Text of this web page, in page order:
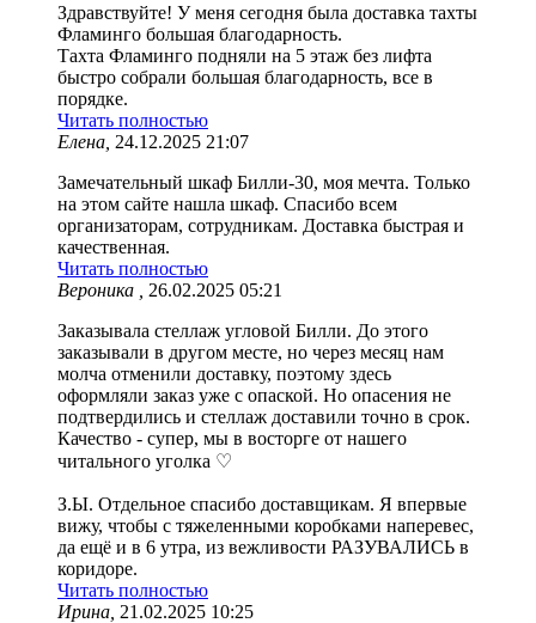
Здравствуйте! У меня сегодня была доставка тахты
Фламинго большая благодарность.
Тахта Фламинго подняли на 5 этаж без лифта
быстро собрали большая благодарность, все в
порядке.
Читать полностью
Елена, 24.12.2025 21:07
Замечательный шкаф Билли-30, моя мечта. Только
на этом сайте нашла шкаф. Спасибо всем
организаторам, сотрудникам. Доставка быстрая и
качественная.
Читать полностью
Вероника ,
26.02.2025 05:21
Заказывала стеллаж угловой Билли. До этого
заказывали в другом месте, но через месяц нам
молча отменили доставку, поэтому здесь
оформляли заказ уже с опаской. Но опасения не
подтвердились и стеллаж доставили точно в срок.
Качество - супер, мы в восторге от нашего
читального уголка ♡
З.Ы. Отдельное спасибо доставщикам. Я впервые
вижу, чтобы с тяжеленными коробками наперевес,
да ещё и в 6 утра, из вежливости РАЗУВАЛИСЬ в
коридоре.
Читать полностью
Ирина, 21.02.2025 10:25